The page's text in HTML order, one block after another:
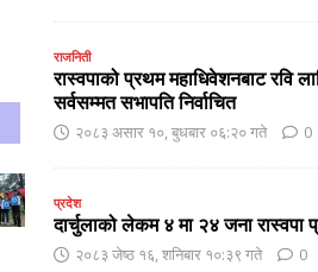
राजनिती
रास्वपाको प्रथम महाधिवेशनबाट रवि
सर्वसम्मत सभापति निर्वाचित
२०८३ असार १०, बुधबार ०६:२० गते 0
प्रदेश
दार्चुलाको लेकम ४ मा २४ जना रास्वपा
२०८३ जेष्ठ १६, शनिबार १०:३९ गते 0